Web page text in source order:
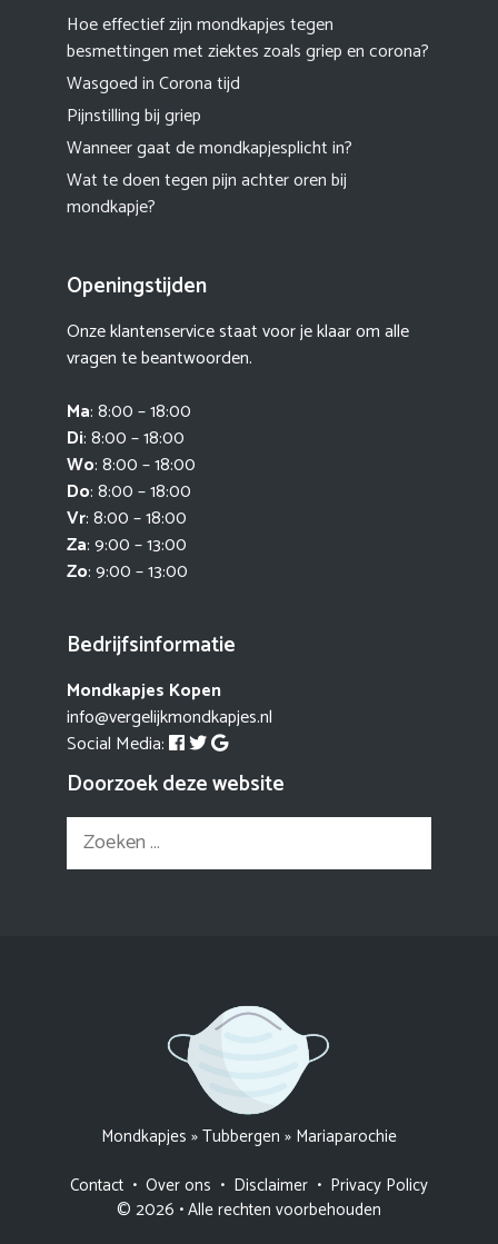
Hoe effectief zijn mondkapjes tegen
besmettingen met ziektes zoals griep en corona?
Wasgoed in Corona tijd
Pijnstilling bij griep
Wanneer gaat de mondkapjesplicht in?
Wat te doen tegen pijn achter oren bij
mondkapje?
Openingstijden
Onze klantenservice staat voor je klaar om alle
vragen te beantwoorden.
Ma: 8:00 – 18:00
Di: 8:00 – 18:00
Wo: 8:00 – 18:00
Do: 8:00 – 18:00
Vr: 8:00 – 18:00
Za: 9:00 – 13:00
Zo: 9:00 – 13:00
Bedrijfsinformatie
Mondkapjes Kopen
info@vergelijkmondkapjes.nl
Social Media:
Doorzoek deze website
Zoek
naar:
Mondkapjes »Tubbergen » Mariaparochie
Contact • Over ons • Disclaimer • Privacy Policy
© 2026 • Alle rechten voorbehouden